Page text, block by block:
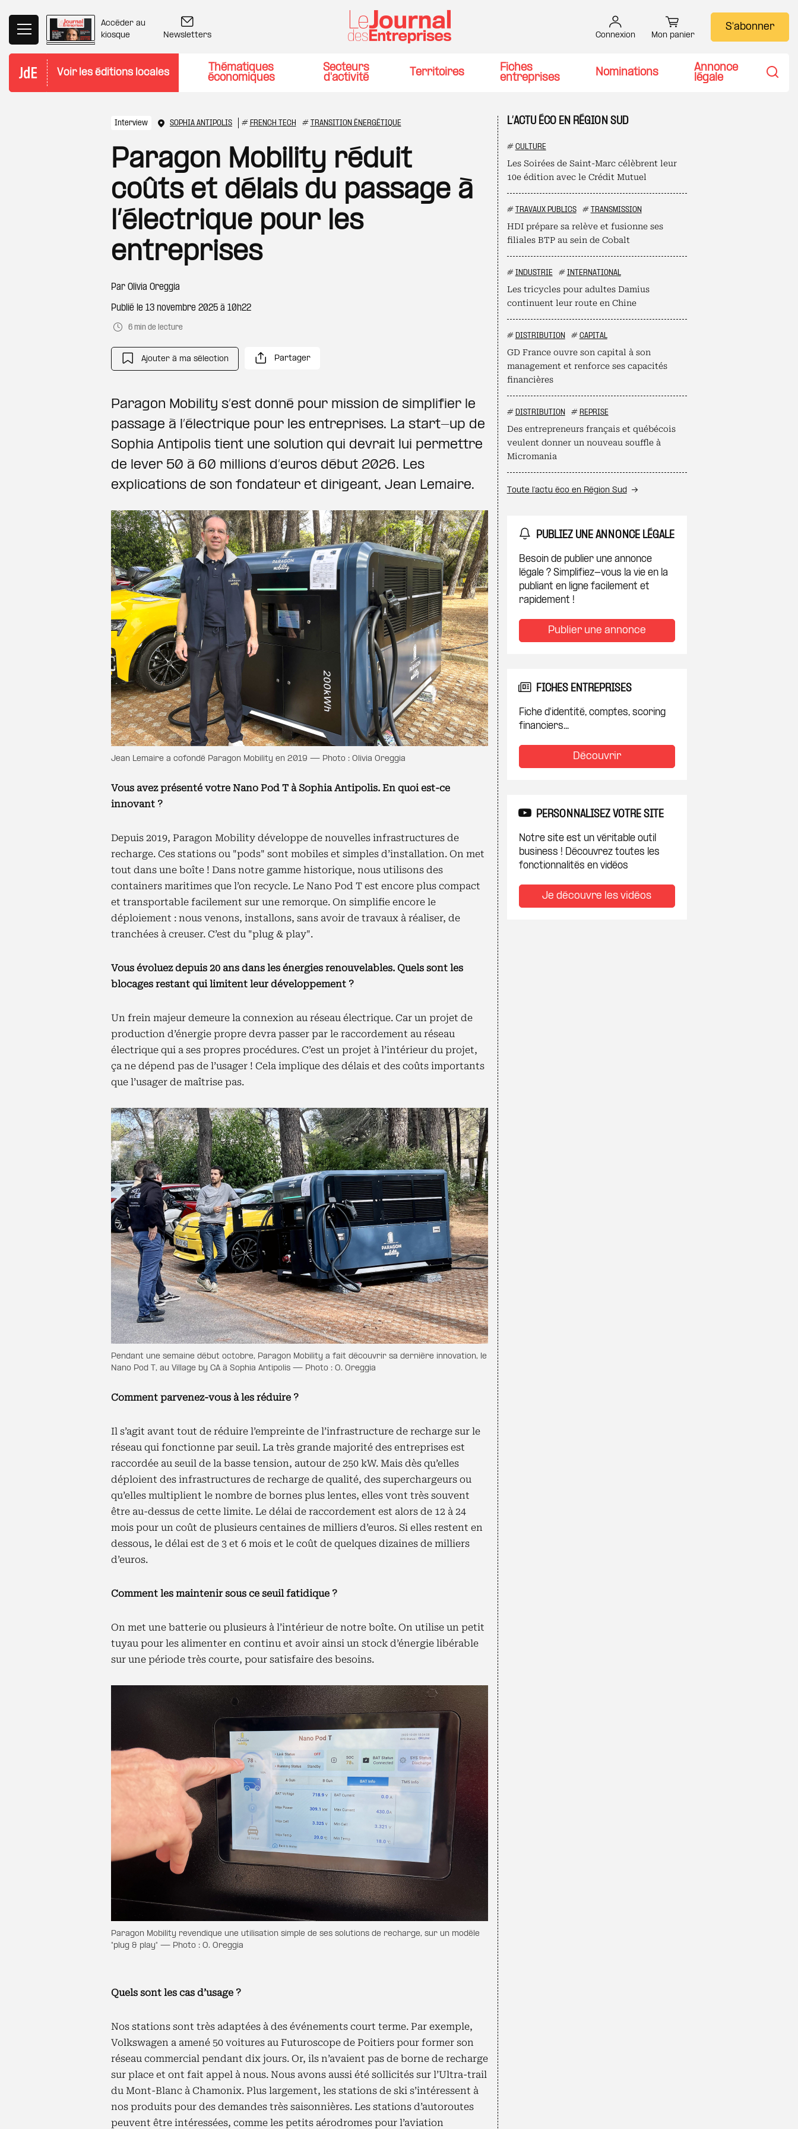
Accéder au
kiosque
Newsletters Connexion Mon panier
S'abonner
Voir les éditions locales
Thématiques
économiques
Secteurs
d'activité
Territoires
Fiches
entreprises
Nominations
Annonce
légale
Interview SOPHIA ANTIPOLIS # FRENCH TECH # TRANSITION ÉNERGÉTIQUE
Paragon Mobility réduit
coûts et délais du passage à
l’électrique pour les
entreprises
Par Olivia Oreggia
Publié le 13 novembre 2025 à 10h22
6 min de lecture
Ajouter à ma sélection Partager
Paragon Mobility s’est donné pour mission de simplifier le
passage à l’électrique pour les entreprises. La start-up de
Sophia Antipolis tient une solution qui devrait lui permettre
de lever 50 à 60 millions d’euros début 2026. Les
explications de son fondateur et dirigeant, Jean Lemaire.
Jean Lemaire a cofondé Paragon Mobility en 2019 — Photo : Olivia Oreggia
Vous avez présenté votre Nano Pod T à Sophia Antipolis. En quoi est-ce
innovant ?
Depuis 2019, Paragon Mobility développe de nouvelles infrastructures de
recharge. Ces stations ou "pods" sont mobiles et simples d’installation. On met
tout dans une boîte ! Dans notre gamme historique, nous utilisons des
containers maritimes que l’on recycle. Le Nano Pod T est encore plus compact
et transportable facilement sur une remorque. On simplifie encore le
déploiement : nous venons, installons, sans avoir de travaux à réaliser, de
tranchées à creuser. C’est du "plug & play".
Vous évoluez depuis 20 ans dans les énergies renouvelables. Quels sont les
blocages restant qui limitent leur développement ?
Un frein majeur demeure la connexion au réseau électrique. Car un projet de
production d’énergie propre devra passer par le raccordement au réseau
électrique qui a ses propres procédures. C’est un projet à l’intérieur du projet,
ça ne dépend pas de l’usager ! Cela implique des délais et des coûts importants
que l’usager de maîtrise pas.
Pendant une semaine début octobre, Paragon Mobility a fait découvrir sa dernière innovation, le
Nano Pod T, au Village by CA à Sophia Antipolis — Photo : O. Oreggia
Comment parvenez-vous à les réduire ?
Il s’agit avant tout de réduire l’empreinte de l’infrastructure de recharge sur le
réseau qui fonctionne par seuil. La très grande majorité des entreprises est
raccordée au seuil de la basse tension, autour de 250 kW. Mais dès qu’elles
déploient des infrastructures de recharge de qualité, des superchargeurs ou
qu’elles multiplient le nombre de bornes plus lentes, elles vont très souvent
être au-dessus de cette limite. Le délai de raccordement est alors de 12 à 24
mois pour un coût de plusieurs centaines de milliers d’euros. Si elles restent en
dessous, le délai est de 3 et 6 mois et le coût de quelques dizaines de milliers
d’euros.
Comment les maintenir sous ce seuil fatidique ?
On met une batterie ou plusieurs à l’intérieur de notre boîte. On utilise un petit
tuyau pour les alimenter en continu et avoir ainsi un stock d’énergie libérable
sur une période très courte, pour satisfaire des besoins.
Paragon Mobility revendique une utilisation simple de ses solutions de recharge, sur un modèle
"plug & play" — Photo : O. Oreggia
Quels sont les cas d’usage ?
Nos stations sont très adaptées à des événements court terme. Par exemple,
Volkswagen a amené 50 voitures au Futuroscope de Poitiers pour former son
réseau commercial pendant dix jours. Or, ils n’avaient pas de borne de recharge
sur place et ont fait appel à nous. Nous avons aussi été sollicités sur l’Ultra-trail
du Mont-Blanc à Chamonix. Plus largement, les stations de ski s’intéressent à
nos produits pour des demandes très saisonnières. Les stations d’autoroutes
peuvent être intéressées, comme les petits aérodromes pour l’aviation
L’ACTU ÉCO EN RÉGION SUD
# CULTURE
Les Soirées de Saint-Marc célèbrent leur
10e édition avec le Crédit Mutuel
# TRAVAUX PUBLICS # TRANSMISSION
HDI prépare sa relève et fusionne ses
filiales BTP au sein de Cobalt
# INDUSTRIE # INTERNATIONAL
Les tricycles pour adultes Damius
continuent leur route en Chine
# DISTRIBUTION # CAPITAL
GD France ouvre son capital à son
management et renforce ses capacités
financières
# DISTRIBUTION # REPRISE
Des entrepreneurs français et québécois
veulent donner un nouveau souffle à
Micromania
Toute l’actu éco en Région Sud
PUBLIEZ UNE ANNONCE LÉGALE
Besoin de publier une annonce
légale ? Simplifiez-vous la vie en la
publiant en ligne facilement et
rapidement !
Publier une annonce
FICHES ENTREPRISES
Fiche d'identité, comptes, scoring
financiers...
Découvrir
PERSONNALISEZ VOTRE SITE
Notre site est un véritable outil
business ! Découvrez toutes les
fonctionnalités en vidéos
Je découvre les vidéos